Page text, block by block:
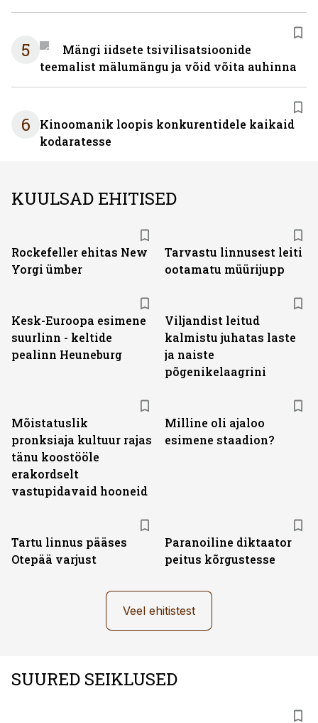
5
Mängi iidsete tsivilisatsioonide
teemalist mälumängu ja võid võita auhinna
6
Kinoomanik loopis konkurentidele kaikaid
kodaratesse
KUULSAD EHITISED
Rockefeller ehitas New
Yorgi ümber
Tarvastu linnusest leiti
ootamatu müürijupp
Kesk-Euroopa esimene
suurlinn - keltide
pealinn Heuneburg
Viljandist leitud
kalmistu juhatas laste
ja naiste
põgenikelaagrini
Mõistatuslik
pronksiaja kultuur rajas
tänu koostööle
erakordselt
vastupidavaid hooneid
Milline oli ajaloo
esimene staadion?
Tartu linnus pääses
Otepää varjust
Paranoiline diktaator
peitus kõrgustesse
Veel ehitistest
SUURED SEIKLUSED